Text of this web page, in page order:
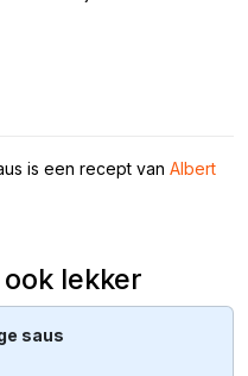
is een recept van Albert
lekker
saus